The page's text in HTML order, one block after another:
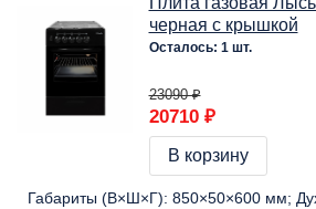
черная с крышкой
Осталось: 1 шт.
23090 ₽
20710 ₽
В корзину
Габариты (В×Ш×Г): 850×50×600 мм